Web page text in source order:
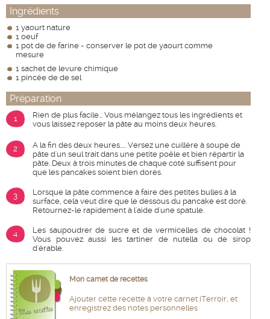
Ingrédients
1 yaourt nature
1 oeuf
1 pot de de farine - conserver le pot de yaourt comme
mesure
1 sachet de levure chimique
1 pincée de de sel
Préparation
1
Rien de plus facile... Vous mélangez tous les ingrédients et
vous laissez reposer la pâte au moins deux heures.
2
A la fin des deux heures..... Versez une cuillère à soupe de
pâte d'un seul trait dans une petite poêle et bien répartir la
pâte. Deux à trois minutes de chaque coté suffisent pour
que les pancakes soient bien dorés.
3
Lorsque la pâte commence à faire des petites bulles à la
surface, cela veut dire que le dessous du pancake est doré.
Retournez-le rapidement à l'aide d'une spatule.
4
Les saupoudrer de sucre et de vermicelles de chocolat !
Vous pouvez aussi les tartiner de nutella ou de sirop
d'érable.
Mon carnet de recettes
Ajouter cette recette à votre carnet iTerroir, et
enregistrez des notes personnelles